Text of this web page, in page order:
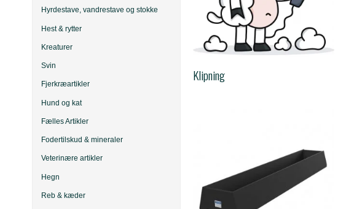
Hyrdestave, vandrestave og stokke
Hest & rytter
Kreaturer
Svin
Fjerkræartikler
Hund og kat
Fælles Artikler
Fodertilskud & mineraler
Veterinære artikler
Hegn
Reb & kæder
Klipning